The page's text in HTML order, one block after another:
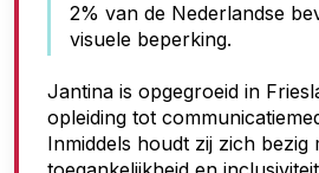
o
e
g
a
2% van de Nederlandse
visuele beperking.
Jantina is opgegroeid in
opleiding tot
Inmiddels houdt zij zich bezig